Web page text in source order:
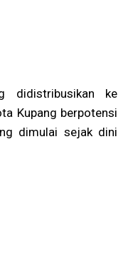
didistribusikan ke
Kupang berpotensi
dimulai sejak dini